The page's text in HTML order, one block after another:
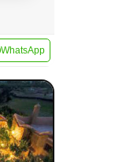
WhatsApp